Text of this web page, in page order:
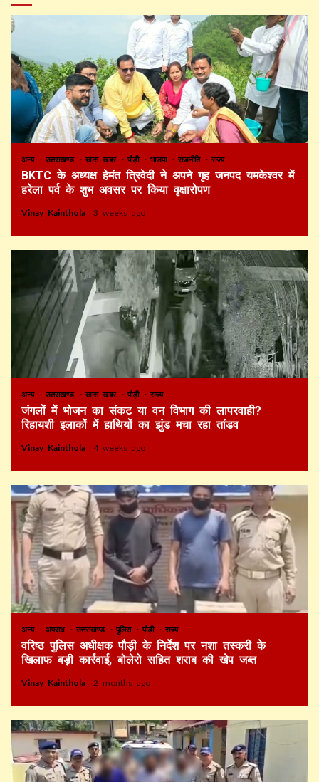
अन्य उत्तराखण्ड खास खबर पौड़ी भाजपा राजनीति राज्य
BKTC के अध्यक्ष हेमंत त्रिवेदी ने अपने गृह जनपद यमकेश्वर में
हरेला पर्व के शुभ अवसर पर किया वृक्षारोपण
Vinay Kainthola 3 weeks ago
अन्य उत्तराखण्ड खास खबर पौड़ी राज्य
जंगलों में भोजन का संकट या वन विभाग की लापरवाही?
रिहायशी इलाकों में हाथियों का झुंड मचा रहा तांडव
Vinay Kainthola 4 weeks ago
अन्य अपराध उत्तराखण्ड पुलिस पौड़ी राज्य
वरिष्ठ पुलिस अधीक्षक पौड़ी के निर्देश पर नशा तस्करी के
खिलाफ बड़ी कार्रवाई, बोलेरो सहित शराब की खेप जब्त
Vinay Kainthola 2 months ago